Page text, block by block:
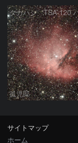
孤児郎
サイトマップ
ホーム